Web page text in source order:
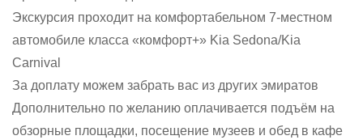
Экскурсия проходит на комфортабельном 7-местном
автомобиле класса «комфорт+» Kia Sedona/Kia
Carnival
За доплату можем забрать вас из других эмиратов
Дополнительно по желанию оплачивается подъём на
обзорные площадки, посещение музеев и обед в кафе